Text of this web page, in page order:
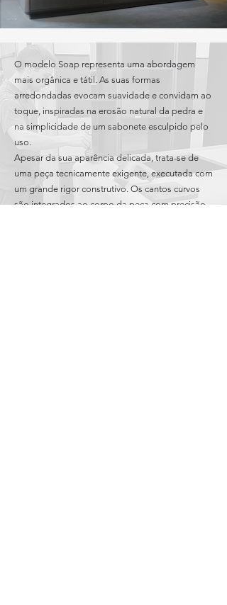
O modelo Soap representa uma abordagem
mais orgânica e tátil. As suas formas
arredondadas evocam suavidade e convidam ao
toque, inspiradas na erosão natural da pedra e
na simplicidade de um sabonete esculpido pelo
uso.
Apesar da sua aparência delicada, trata-se de
uma peça tecnicamente exigente, executada com
um grande rigor construtivo. Os cantos curvos
são integrados ao corpo da peça com precisão,